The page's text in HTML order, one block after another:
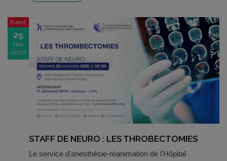
Event
25
Nov
2020
STAFF DE NEURO : LES THROBECTOMIES
Le service d'anesthésie-réanimation de l'Hôpital